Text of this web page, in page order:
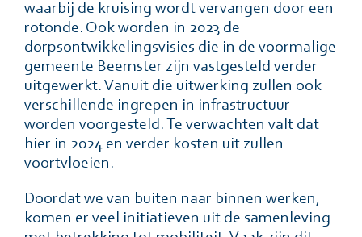
waarbij de kruising wordt vervangen door een
rotonde. Ook worden in 2023 de
dorpsontwikkelingsvisies die in de voormalige
gemeente Beemster zijn vastgesteld verder
uitgewerkt. Vanuit die uitwerking zullen ook
verschillende ingrepen in infrastructuur
worden voorgesteld. Te verwachten valt dat
hier in 2024 en verder kosten uit zullen
voortvloeien.
Doordat we van buiten naar binnen werken,
komen er veel initiatieven uit de samenleving